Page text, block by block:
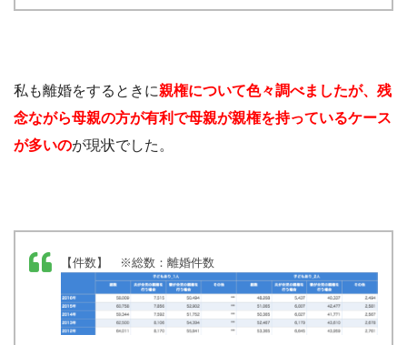
私も離婚をするときに親権について色々調べましたが、残
念ながら母親の方が有利で母親が親権を持っているケース
が多いのが現状でした。
【件数】 ※総数：離婚件数